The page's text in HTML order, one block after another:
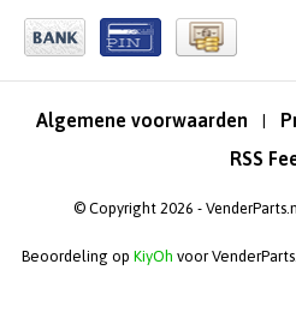
Algemene voorwaarden |
RSS
© Copyright 2026 -
Beoordeling op KiyOh voor